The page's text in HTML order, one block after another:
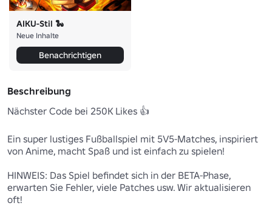
AIKU-Stil 🐍
Neue Inhalte
Benachrichtigen
Beschreibung
Nächster Code bei 250K Likes 👍
Ein super lustiges Fußballspiel mit 5V5-Matches, inspiriert
von Anime, macht Spaß und ist einfach zu spielen!
HINWEIS: Das Spiel befindet sich in der BETA-Phase,
erwarten Sie Fehler, viele Patches usw. Wir aktualisieren
oft!